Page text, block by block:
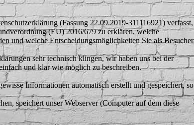
(Fassung 22.09.2019-311116921) verfasst,
(EU) 2016/679 zu erklären, welche
und welche Entscheidungsmöglichkeiten Sie als Besucher
sehr technisch klingen, wir haben uns bei der
und klar wie möglich zu beschreiben.
Informationen automatisch erstellt und gespeichert, so
speichert unser Webserver (Computer auf dem diese